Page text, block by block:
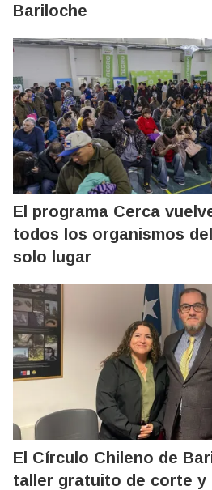
Bariloche
El programa Cerca
todos los organismos
solo lugar
El Círculo Chileno de
taller gratuito de corte y